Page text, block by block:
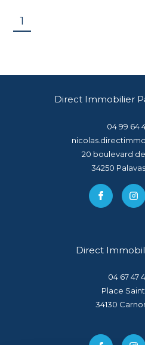
1
Direct Immobilier
04 99 64
20 boulevard
34250
Direct
04 67 47
Place
34130